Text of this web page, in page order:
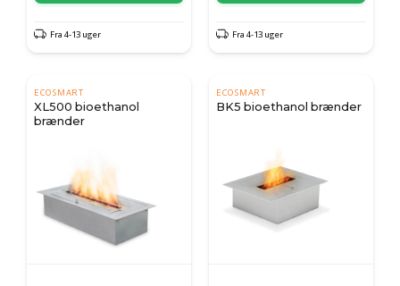
Fra 4-13 uger Fra 4-13 uger
ECOSMART
XL500 bioethanol
brænder
ECOSMART
BK5 bioethanol brænder